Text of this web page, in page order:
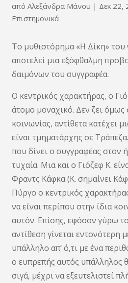
από Αλεξάνδρα Μάνου | Δεκ 22,
Επιστημονικά
Το μυθιστόρημα «Η Δίκη»
αποτελεί μια εξόφθαλμη
δαιμόνων του συγγραφέα.
Ο κεντρικός χαρακτήρας, ο
άτομο μοναχικό. Δεν ζει όμως
κοινωνίας, αντίθετα κατέχει
είναι τμηματάρχης σε
που δίνει ο συγγραφέας στον
τυχαία. Μια και ο Γιόζεφ Κ.
Φραντς Κάφκα (Κ. σημαίνει
Πύργο ο κεντρικός
να είναι περίπου στην ίδια
αυτόν. Επίσης, εφόσον γύρω
αντίθεση γίνεται εντονότερη
υπάλληλο απ’ ό,τι με ένα
ο ευπρεπής αυτός υπάλληλος
σιγά, μέχρι να εξευτελιστεί